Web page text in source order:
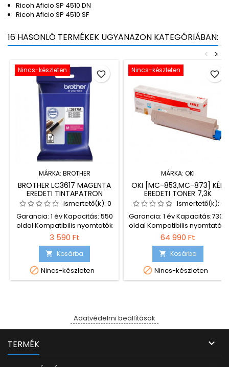
Ricoh Aficio SP 4510 DN
Ricoh Aficio SP 4510 SF
16 HASONLÓ TERMÉKEK UGYANAZON KATEGÓRIÁBAN:
>
<
Nincs-készleten
MÁRKA: BROTHER
BROTHER LC3617 MAGENTA
EREDETI TINTAPATRON
Ismertető(k): 0
Garancia: 1 év Kapacitás: 550
oldal Kompatibilis nyomtatók
listája: Brother MFC-J2330DW
Brother MFC-J3530DW
Brother MFC-J3590DW
3 590 Ft
 Kosárba
 Nincs-készleten
favorite_border Nincs-készleten
MÁRKA: OKI
OKI [MC-853,MC-873] KÉK
EREDETI TONER 7,3K
(45862839)
Ismertető(k): 0
Garancia: 1 év Kapacitás:7300
oldal Kompatibilis nyomtatók:
OKI MC 853 OKI MC 873
64 990 Ft
 Kosárba
 Nincs-készleten
favorite_border
Adatvédelmi beállítások
TERMÉK 